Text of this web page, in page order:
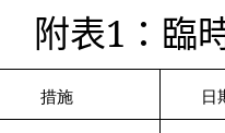
附表1 ：臨
措施 日